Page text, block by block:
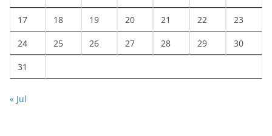
17 18 19 20 21 22 23
24 25 26 27 28 29 30
31
« Jul